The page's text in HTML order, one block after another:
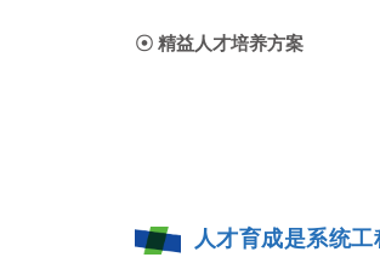
☉ 精益人才培养方案
人才育成是系统工